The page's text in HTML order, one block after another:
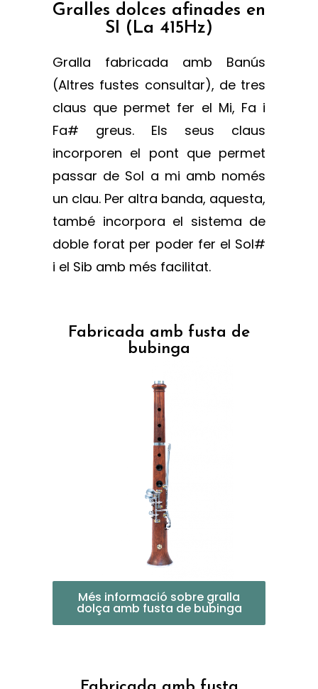
Gralles dolces afinades en
SI (La 415Hz)
Gralla fabricada amb Banús
(Altres fustes consultar), de tres
claus que permet fer el Mi, Fa i
Fa# greus. Els seus claus
incorporen el pont que permet
passar de Sol a mi amb només
un clau. Per altra banda, aquesta,
també incorpora el sistema de
doble forat per poder fer el Sol#
i el Sib amb més facilitat.
Fabricada amb fusta de
bubinga
Més informació sobre gralla
dolça amb fusta de bubinga